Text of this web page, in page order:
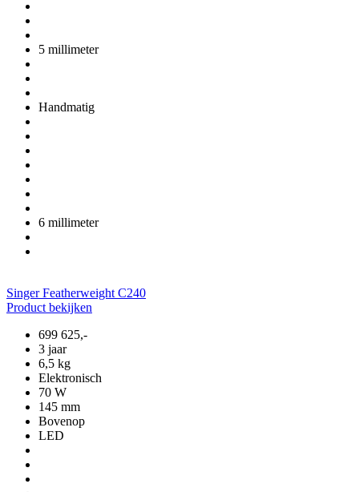
5 millimeter
Handmatig
6 millimeter
Singer Featherweight C240
Product bekijken
699 625,-
3 jaar
6,5 kg
Elektronisch
70 W
145 mm
Bovenop
LED